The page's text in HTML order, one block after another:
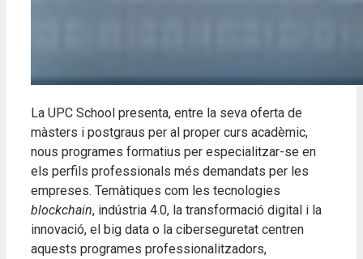
La UPC School presenta, entre la seva oferta de
màsters i postgraus per al proper curs acadèmic,
nous programes formatius per especialitzar-se en
els perfils professionals més demandats per les
empreses. Temàtiques com les tecnologies
blockchain, indústria 4.0, la transformació digital i la
innovació, el big data o la ciberseguretat centren
aquests programes professionalitzadors,